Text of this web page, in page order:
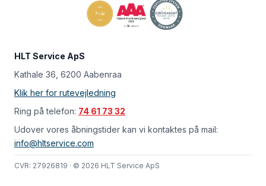
HLT Service ApS
Kathale 36, 6200 Aabenraa
Klik her for rutevejledning
Ring på telefon: 74 61 73 32
Udover vores åbningstider kan vi kontaktes på mail:
info@hltservice.com
CVR: 27926819 · © 2026 HLT Service ApS